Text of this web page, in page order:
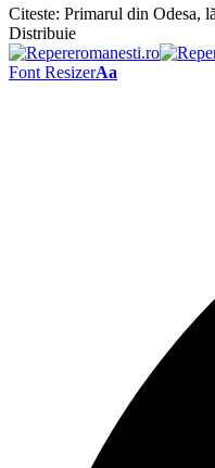
Citeste: Primarul din Odesa,
Distribuie
Font ResizerAa